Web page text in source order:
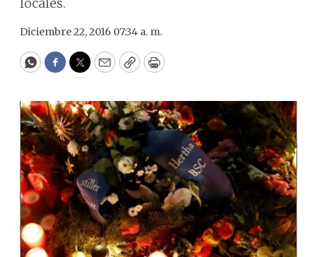
Diciembre 22, 2016 07:34 a. m.
WhatsApp
Facebook
Twitter
EmailCopyPrint